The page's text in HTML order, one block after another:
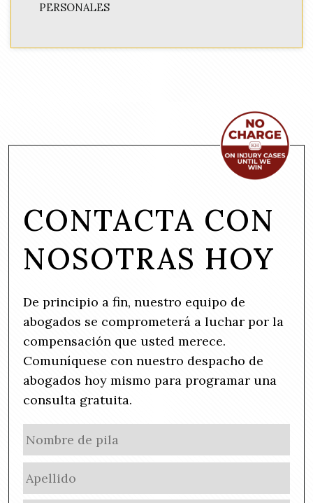
PERSONALES
CONTACTA CON
NOSOTRAS HOY
De principio a fin, nuestro equipo de
abogados se comprometerá a luchar por la
compensación que usted merece.
Comuníquese con nuestro despacho de
abogados hoy mismo para programar una
consulta gratuita.
a
m
e
(
de